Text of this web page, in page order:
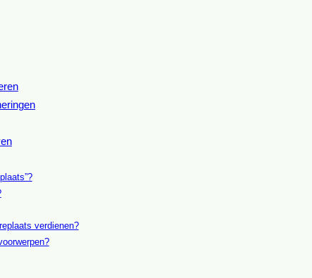
verdienen?